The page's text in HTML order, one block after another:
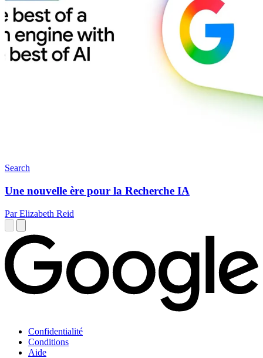
Search
Une nouvelle ère pour la Recherche IA
Par Elizabeth Reid
Confidentialité
Conditions
Aide